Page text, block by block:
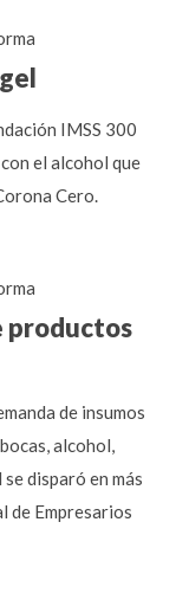
IMSS 300
el alcohol que
Cero.
productos
de insumos
alcohol,
disparó en más
de Empresarios